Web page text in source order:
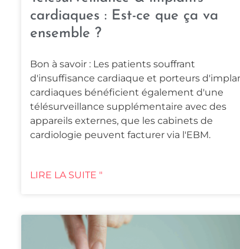
cardiaques : Est-ce que ça va
ensemble ?
Bon à savoir : Les patients souffrant
d'insuffisance cardiaque et porteurs
cardiaques bénéficient également d'une
télésurveillance supplémentaire avec des
appareils externes, que les cabinets de
cardiologie peuvent facturer via l'EBM.
LIRE LA SUITE "